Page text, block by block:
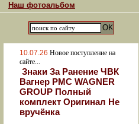
Наш фотоальбом
10.07.26 Новое поступление на
сайте...
Знаки За Ранение ЧВК
Вагнер РМС WAGNER
GROUP Полный
комплект Оригинал Не
вручёнка